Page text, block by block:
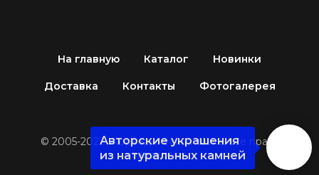
Авторские украшения
из натуральных камней
На главную Каталог Новинки
Доставка Контакты Фотогалерея
© 2005-2022. Аюрведическая лавка, все права
защищены